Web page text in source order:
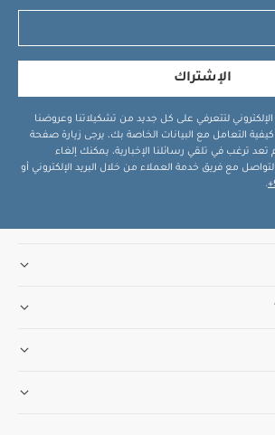
الإشتراك
الإلكتروني لتتعرفي على كل جديد من تشكيلاتنا وعروضنا
التعامل مع البيانات الخاصة بك، يرجى زيارة صفحة
تعد ترغب في تلقي رسائلنا الإخبارية، يمكنك إلغاء
مع فريق خدمة العملاء من خلال البريد الإلكتروني أو
.